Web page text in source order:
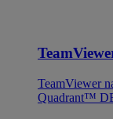
TeamViewer
Quadrant™